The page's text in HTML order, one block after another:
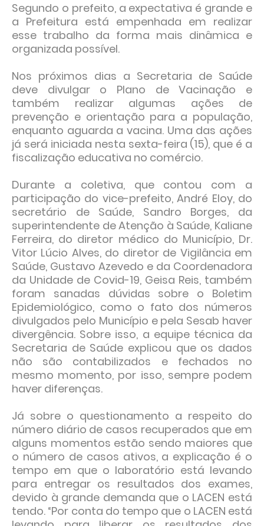
Segundo o prefeito, a expectativa é grande e
a Prefeitura está empenhada em realizar
esse trabalho da forma mais dinâmica e
organizada possível.
Nos próximos dias a Secretaria de Saúde
deve divulgar o Plano de Vacinação e
também realizar algumas ações de
prevenção e orientação para a população,
enquanto aguarda a vacina. Uma das ações
já será iniciada nesta sexta-feira (15), que é a
fiscalização educativa no comércio.
Durante a coletiva, que contou com a
participação do vice-prefeito, André Eloy, do
secretário de Saúde, Sandro Borges, da
superintendente de Atenção à Saúde, Kaliane
Ferreira, do diretor médico do Município, Dr.
Vitor Lúcio Alves, do diretor de Vigilância em
Saúde, Gustavo Azevedo e da Coordenadora
da Unidade de Covid-19, Geisa Reis, também
foram sanadas dúvidas sobre o Boletim
Epidemiológico, como o fato dos números
divulgados pelo Município e pela Sesab haver
divergência. Sobre isso, a equipe técnica da
Secretaria de Saúde explicou que os dados
não são contabilizados e fechados no
mesmo momento, por isso, sempre podem
haver diferenças.
Já sobre o questionamento a respeito do
número diário de casos recuperados que em
alguns momentos estão sendo maiores que
o número de casos ativos, a explicação é o
tempo em que o laboratório está levando
para entregar os resultados dos exames,
devido à grande demanda que o LACEN está
tendo. “Por conta do tempo que o LACEN está